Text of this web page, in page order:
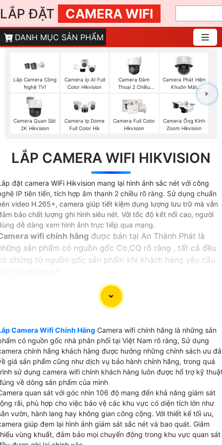
LẮP ĐẶT CAMERA WIFI
DANH MỤC SẢN PHẨM
Lắp Camera Công
Nghệ TVI
Camera Ip AI Full
Color Hikvision
Camera Đàm
Thoại 2 Chiều
Camera Phát Hiện
Khuôn Mặt
Camera Quan Sát
2K Hikvision
Camera Ip Dome
Full Color Hik
Camera Full Color
Hikvision
Camera Ống Kính
Zoom Hikvision
LẮP CAMERA WIFI HIKVISION
đặt camera WiFi Hikvision mang lại hình ảnh sắc nét với công
IP tiên tiến, tích hợp âm thanh 2 chiều rõ ràng. Sử dụng chuẩn
video H.265+, camera giúp tiết kiệm dung lượng lưu trữ mà vẫn
bảo chất lượng ghi hình siêu nét. Với tốc độ kết nối cao, người
dễ dàng xem hình ảnh trực tiếp qua mạng.
wifi chính hãng được bán tại An Thành Phát là
sản phẩm có nguồn gốc Co,CQ rõ ràng , tất cả đều
chứng từ nguồn gốc sản phẩm khi khách hàng yêu cầu
camera wifi chính hãngtại An Thành Phát khách hàng
hưởng đúng các chính sách dịch vụ bảo hành theo
camera được hãng hổ trợ tại An Thành Phát khi khách
không hài lòng về chất lượng cũng như sản phẩm lỗi
nhà sản xuất.
tại An Thành Phát Bán và phân phốicamera wifivới
khấu cao các thương hiệu uy tín như: Hãng Ezviz,
Dahua, Hãng Imou,Hãng Hikvision và kbone.
【 GIÁ CAMERA WIFI CHÍNH HÃNG EZVIZ VÀ IMOU 】
Camera Wifi Chính Hãng Camera wifi chính hãng là những sản
có nguồn gốc nhà phân phối tại Việt Nam rõ ràng, Sử dụng
chính hãng khách hàng được hưởng những chính sách ưu
giá sản phẩm cũng như dịch vụ bảo hành chính hãng, trong quá
sử dụng camera wifi chính khách hàng luôn được hổ trợ kỹ
về dòng sản phẩm của mình
quan sát với góc nhìn 106 độ mang đến khả năng giám sát
rãi, phù hợp cho việc bảo vệ các khu vực có diện tích lớn như
vườn, hành lang hay không gian công cộng. Với thiết kế tối ưu,
giúp đem lại hình ảnh giám sát sắc nét và bao quát. Giảm
vùng khuất, đảm bảo mọi chuyển động trong khu vực quan sát